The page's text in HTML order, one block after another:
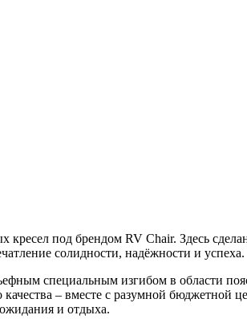
под брендом RV Chair. Здесь
солидности, надёжности и успеха.
специальным изгибом в области
– вместе с разумной бюджетной
и отдыха.